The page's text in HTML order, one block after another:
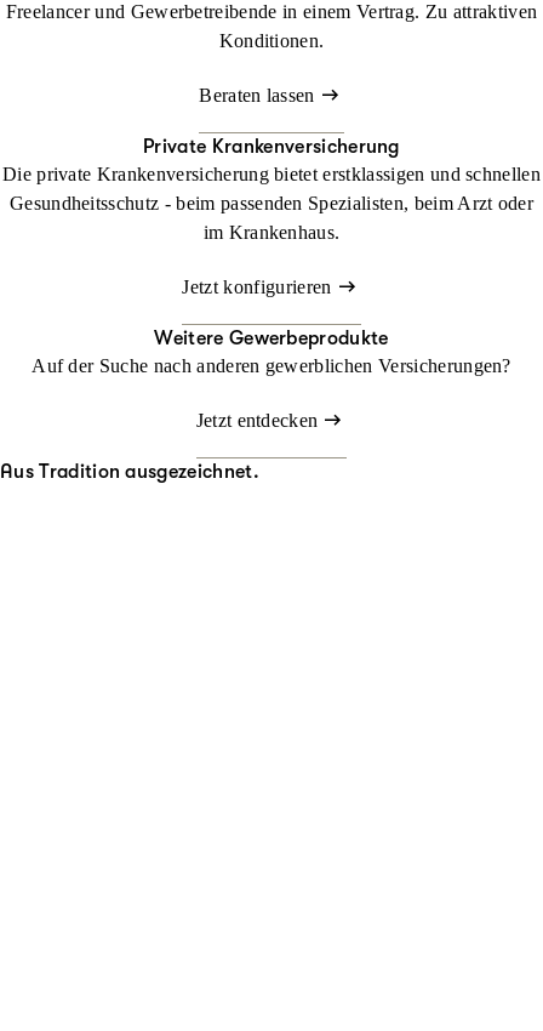
Freelancer und Gewerbetreibende in einem Vertrag. Zu attraktiven
Konditionen.
Beraten lassen
Private Krankenversicherung
Die private Krankenversicherung bietet erstklassigen und schnellen
Gesundheitsschutz - beim passenden Spezialisten, beim Arzt oder
im Krankenhaus.
Jetzt konfigurieren
Weitere Gewerbeprodukte
Auf der Suche nach anderen gewerblichen Versicherungen?
Jetzt entdecken
Aus Tradition ausgezeichnet.